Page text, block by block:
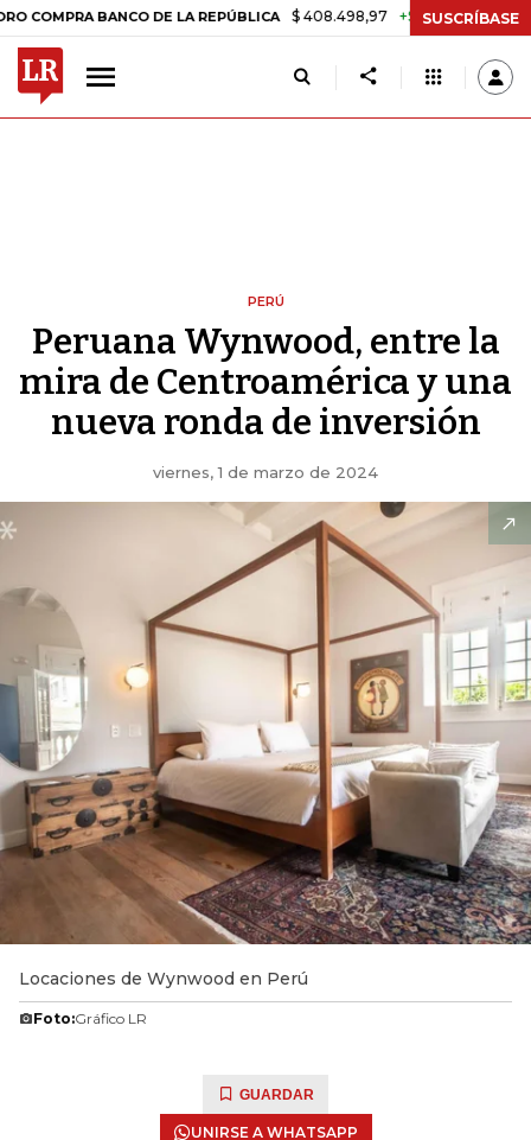
BANCO DE LA REPÚBLICA $ 408.498,97 +$ 8.753,81 +2,19%
SUSCRÍBASE
PERÚ
Peruana Wynwood, entre la
mira de Centroamérica y una
nueva ronda de inversión
viernes, 1 de marzo de 2024
Locaciones de Wynwood en Perú
Foto:Gráfico LR
GUARDAR
UNIRSE A WHATSAPP